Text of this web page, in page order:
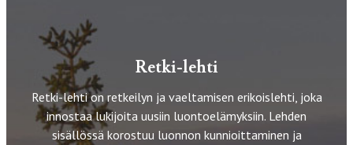
Retki-lehti
Retki-lehti on retkeilyn ja vaeltamisen erikoislehti, joka
innostaa lukijoita uusiin luontoelämyksiin. Lehden
sisällössä korostuu luonnon kunnioittaminen ja